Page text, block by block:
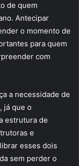
de quem
Antecipar
o momento de
para quem
com
a necessidade de
já que o
estrutura de
e
esses dois
sem perder o